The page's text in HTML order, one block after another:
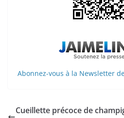
Abonnez-vous à la Newsletter
Cueillette précoce de